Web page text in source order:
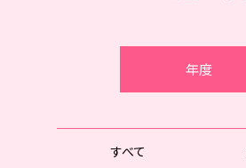
年度
すべて